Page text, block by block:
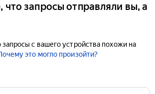
что запросы отправляли вы, а
с вашего устройства похожи на
это могло произойти?